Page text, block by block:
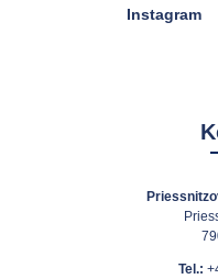
Instagram
Tel.: